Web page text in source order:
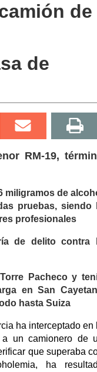
de
de
RM-19,
miligramos de
pruebas, siendo
profesionales
de delito contra
Pacheco y
en San
hasta Suiza
ha interceptado en
un camionero de
que superaba
ha